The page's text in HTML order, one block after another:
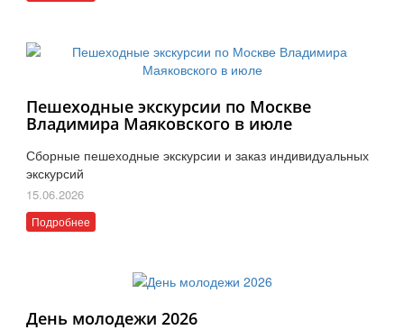
Пешеходные экскурсии по Москве
Владимира Маяковского в июле
Сборные пешеходные экскурсии и заказ индивидуальных
экскурсий
15.06.2026
Подробнее
День молодежи 2026